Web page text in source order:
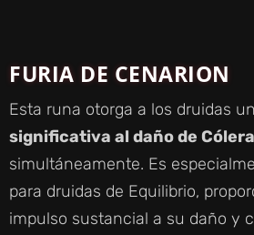
FURIA DE CENARION
Esta runa otorga a los druidas
significativa al daño de Cólera
simultáneamente. Es
para druidas de Equilibrio,
impulso sustancial a su daño y